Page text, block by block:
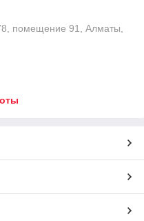
помещение 91, Алматы,